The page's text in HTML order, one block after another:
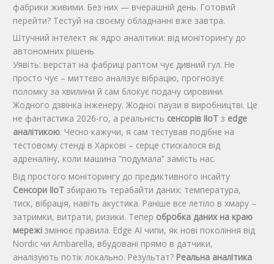
фабрики живими. Без них — вчерашній день. Готовий
перейти? Тестуй на своєму обладнанні вже завтра.
Штучний інтелект як ядро аналітики: від моніторингу до
автономних рішень
Уявіть: верстат на фабриці раптом чує дивний гул. Не
просто чує – миттєво аналізує вібрацію, прогнозує
поломку за хвилини й сам блокує подачу сировини.
Жодного дзвінка інженеру. Жодної паузи в виробництві. Це
не фантастика 2026-го, а реальність сенсорів IIoT з edge
аналітикою. Чесно кажучи, я сам тестував подібне на
тестовому стенді в Харкові – серце стискалося від
адреналіну, коли машина “подумала” замість нас.
Від простого моніторингу до предиктивного інсайту
Сенсори IIoT збирають терабайти даних: температура,
тиск, вібрація, навіть акустика. Раніше все летіло в хмару –
затримки, витрати, ризики. Тепер обробка даних на краю
мережі змінює правила. Edge AI чипи, як нові покоління від
Nordic чи Ambarella, вбудовані прямо в датчики,
аналізують потік локально. Результат? Реальна аналітика